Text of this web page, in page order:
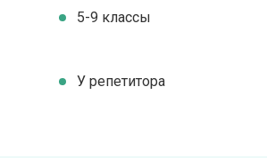
5-9 классы
У репетитора